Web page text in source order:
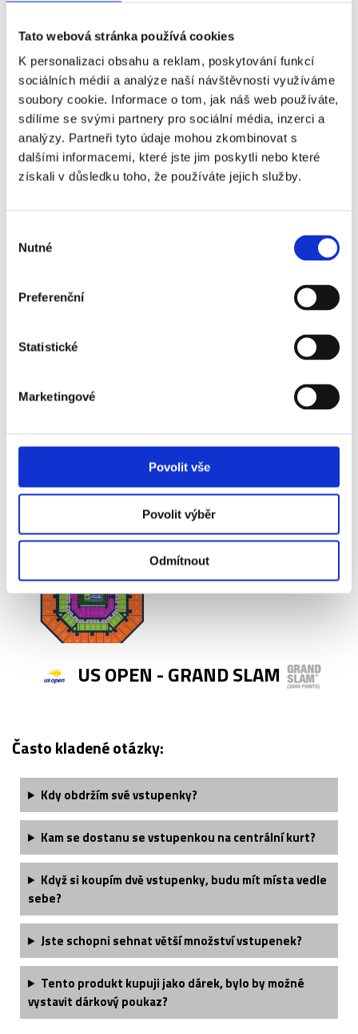
Tato webová stránka používá cookies
K personalizaci obsahu a reklam, poskytování funkcí
sociálních médií a analýze naší návštěvnosti využíváme
soubory cookie. Informace o tom, jak náš web používáte,
sdílíme se svými partnery pro sociální média, inzerci a
analýzy. Partneři tyto údaje mohou zkombinovat s
dalšími informacemi, které jste jim poskytli nebo které
získali v důsledku toho, že používáte jejich služby.
souhlasu
Nutné
Preferenční
Statistické
Marketingové
Povolit vše
Povolit výběr
Odmítnout
US OPEN - GRAND SLAM
Často kladené otázky:
Kdy obdržím své vstupenky?
Kam se dostanu se vstupenkou na centrální kurt?
Když si koupím dvě vstupenky, budu mít místa vedle
sebe?
Jste schopni sehnat větší množství vstupenek?
Tento produkt kupuji jako dárek, bylo by možné
vystavit dárkový poukaz?